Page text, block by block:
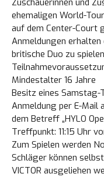
ehemaligen World-
auf dem Center-Court
Anmeldungen erhalten
britische Duo zu
Mindestalter 16 Jahre
Besitz eines Samstag-
Anmeldung per E-Mail
dem Betreff „HYLO
Treffpunkt: 11:15 Uhr
Zum Spielen werden
Schläger können
VICTOR ausgeliehen